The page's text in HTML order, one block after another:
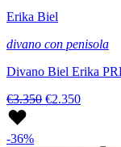
Erika Biel
divano con penisola
Divano Biel Erika
€3.350 €2.350
-36%